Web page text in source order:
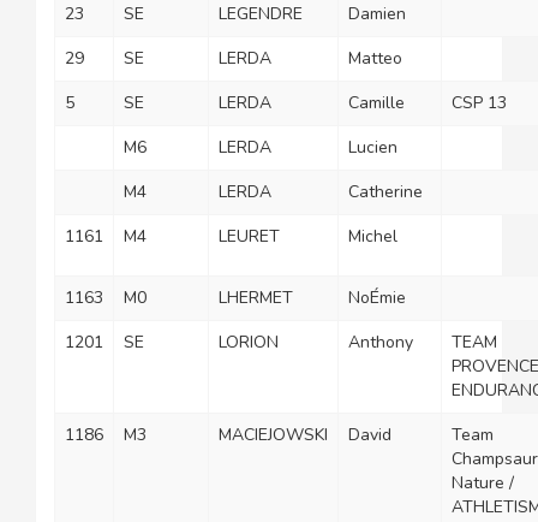
23
SE LEGENDRE
Damien
29
SE LERDA
Matteo
5
SE LERDA Camille
CSP 13
M6
LERDA
Lucien
M4
LERDA
Catherine
1161
M4 LEURET Michel
1163 M0 LHERMET
NoÉmie
1201
SE LORION Anthony
TEAM
PROVENCE
1186
M3 MACIEJOWSKI David
Team
Champsaur
Nature /